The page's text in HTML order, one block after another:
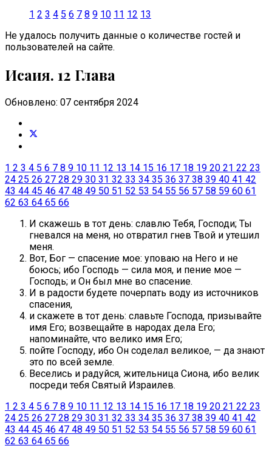
1 2 3 4 5 6 7 8 9 10 11 12 13
Не удалось получить данные о количестве гостей и
пользователей на сайте.
Исаия. 12 Глава
Обновлено: 07 сентября 2024
1 2 3 4 5 6 7 8 9 10 11 12 13 14 15 16 17 18 19 20 21 22 23
24 25 26 27 28 29 30 31 32 33 34 35 36 37 38 39 40 41 42
43 44 45 46 47 48 49 50 51 52 53 54 55 56 57 58 59 60 61
62 63 64 65 66
И скажешь в тот день: славлю Тебя, Господи; Ты
гневался на меня, но отвратил гнев Твой и утешил
меня.
Вот, Бог — спасение мое: уповаю на Него и не
боюсь; ибо Господь — сила моя, и пение мое —
Господь; и Он был мне во спасение.
И в радости будете почерпать воду из источников
спасения,
и скажете в тот день: славьте Господа, призывайте
имя Его; возвещайте в народах дела Его;
напоминайте, что велико имя Его;
пойте Господу, ибо Он соделал великое, — да знают
это по всей земле.
Веселись и радуйся, жительница Сиона, ибо велик
посреди тебя Святый Израилев.
1 2 3 4 5 6 7 8 9 10 11 12 13 14 15 16 17 18 19 20 21 22 23
24 25 26 27 28 29 30 31 32 33 34 35 36 37 38 39 40 41 42
43 44 45 46 47 48 49 50 51 52 53 54 55 56 57 58 59 60 61
62 63 64 65 66